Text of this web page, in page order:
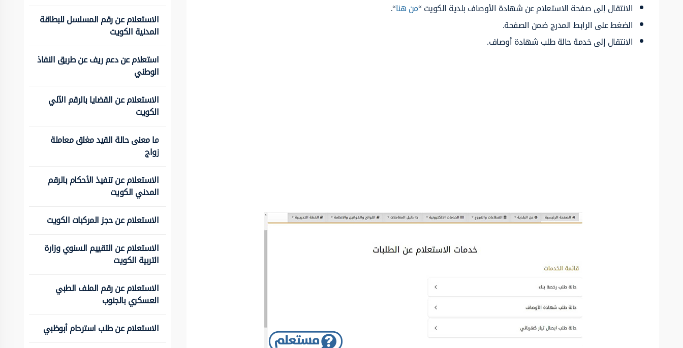
الانتقال إلى صفحة الاستعلام عن شهادة الأوصاف بلدية الكويت “من هنا“.
الضغط على الرابط المدرج ضمن الصفحة.
الانتقال إلى خدمة حالة طلب شهادة أوصاف.
الاستعلام عن رقم المسلسل للبطاقة
المدنية الكويت
استعلام عن دعم ريف عن طريق النفاذ
الوطني
الاستعلام عن القضايا بالرقم الآلي
الكويت
ما معنى حالة القيد مغلق معاملة
زواج
الاستعلام عن تنفيذ الأحكام بالرقم
المدني الكويت
الاستعلام عن حجز المركبات الكويت
الاستعلام عن التقييم السنوي وزارة
التربية الكويت
الاستعلام عن رقم الملف الطبي
العسكري بالجنوب
الاستعلام عن طلب استرحام أبوظبي